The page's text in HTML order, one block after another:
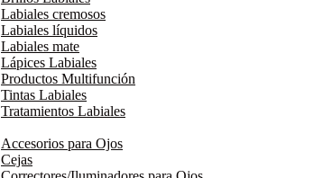
Labiales cremosos
Labiales líquidos
Labiales mate
Lápices Labiales
Productos Multifunción
Tintas Labiales
Tratamientos Labiales
Accesorios para Ojos
Cejas